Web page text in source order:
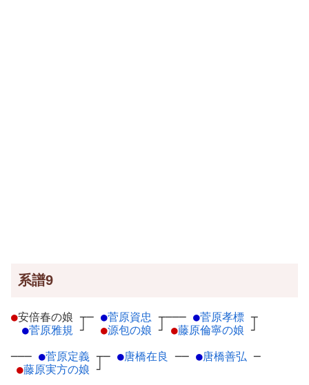
系譜9
●安倍春の娘 ┬
●菅原雅規 ┘
─ ●菅原資忠 ┬
●源包の娘 ┘
─── ●菅原孝標 ┬
●藤原倫寧の娘 ┘
─── ●菅原定義 ┬
●藤原実方の娘 ┘
─ ●唐橋在良 ── ●唐橋善弘 ─